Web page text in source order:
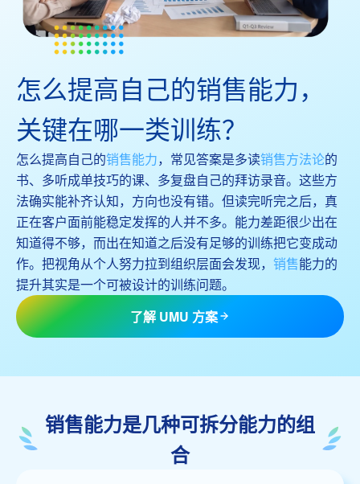
怎么提高自己的销售能力，
关键在哪一类训练？
怎么提高自己的销售能力，常见答案是多读销售方法论的
书、多听成单技巧的课、多复盘自己的拜访录音。这些方
法确实能补齐认知，方向也没有错。但读完听完之后，真
正在客户面前能稳定发挥的人并不多。能力差距很少出在
知道得不够，而出在知道之后没有足够的训练把它变成动
作。把视角从个人努力拉到组织层面会发现， 销售能力的
提升其实是一个可被设计的训练问题。
了解 UMU 方案
销售能力是几种可拆分能力的组
合